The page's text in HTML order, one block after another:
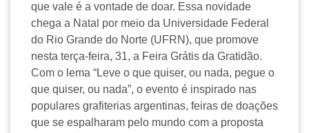
que vale é a vontade de doar. Essa novidade
chega a Natal por meio da Universidade Federal
do Rio Grande do Norte (UFRN), que promove
nesta terça-feira, 31, a Feira Grátis da Gratidão.
Com o lema “Leve o que quiser, ou nada, pegue o
que quiser, ou nada”, o evento é inspirado nas
populares grafiterias argentinas, feiras de doações
que se espalharam pelo mundo com a proposta